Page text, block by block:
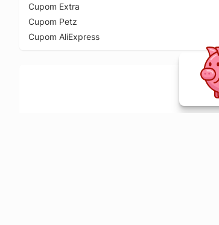
Cupom Extra
Cupom Petz
Cupom AliExpress